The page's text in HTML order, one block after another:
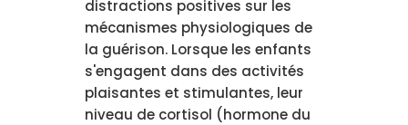
distractions positives sur les
mécanismes physiologiques de
la guérison. Lorsque les enfants
s'engagent dans des activités
plaisantes et stimulantes, leur
niveau de cortisol (hormone du